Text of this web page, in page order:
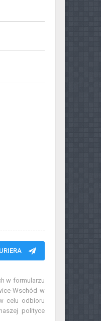
w formularzu
Wschód w
celu odbioru
polityce